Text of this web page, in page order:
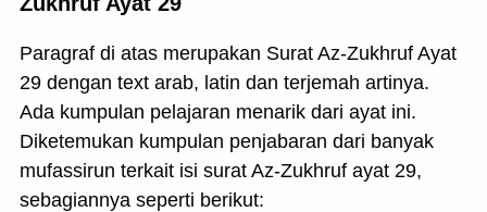
Paragraf di atas merupakan Surat Az-Zukhruf Ayat
29 dengan text arab, latin dan terjemah artinya.
Ada kumpulan pelajaran menarik dari ayat ini.
Diketemukan kumpulan penjabaran dari banyak
mufassirun terkait isi surat Az-Zukhruf ayat 29,
sebagiannya seperti berikut: